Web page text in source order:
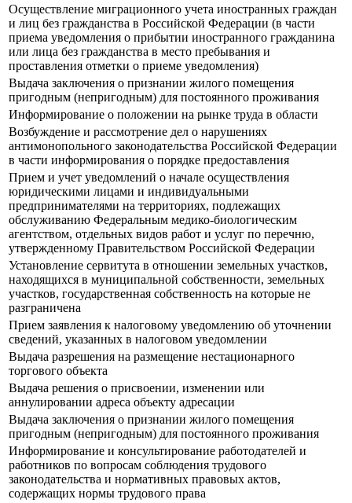
Осуществление миграционного учета иностранных граждан
и лиц без гражданства в Российской Федерации (в части
приема уведомления о прибытии иностранного гражданина
или лица без гражданства в место пребывания и
проставления отметки о приеме уведомления)
Выдача заключения о признании жилого помещения
пригодным (непригодным) для постоянного проживания
Информирование о положении на рынке труда в области
Возбуждение и рассмотрение дел о нарушениях
антимонопольного законодательства Российской Федерации
в части информирования о порядке предоставления
Прием и учет уведомлений о начале осуществления
юридическими лицами и индивидуальными
предпринимателями на территориях, подлежащих
обслуживанию Федеральным медико-биологическим
агентством, отдельных видов работ и услуг по перечню,
утвержденному Правительством Российской Федерации
Установление сервитута в отношении земельных участков,
находящихся в муниципальной собственности, земельных
участков, государственная собственность на которые не
разграничена
Прием заявления к налоговому уведомлению об уточнении
сведений, указанных в налоговом уведомлении
Выдача разрешения на размещение нестационарного
торгового объекта
Выдача решения о присвоении, изменении или
аннулировании адреса объекту адресации
Выдача заключения о признании жилого помещения
пригодным (непригодным) для постоянного проживания
Информирование и консультирование работодателей и
работников по вопросам соблюдения трудового
законодательства и нормативных правовых актов,
содержащих нормы трудового права